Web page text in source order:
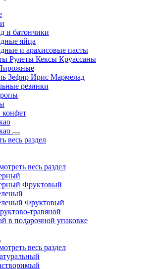
и батончики
яйца
и арахисовые пасты
Рулеты Кексы Круассаны
Зефир Ирис Мармелад
резинки
весь раздел
весь раздел
Фруктовый
Фруктовый
травяной
в подарочной упаковке
весь раздел